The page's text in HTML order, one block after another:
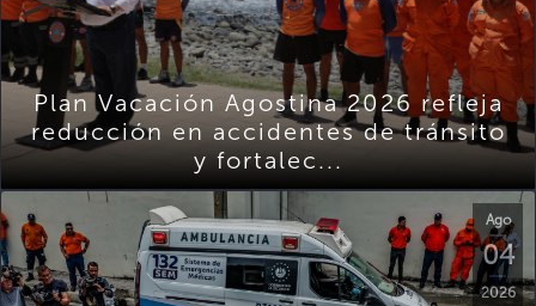
Plan Vacación Agostina 2026 refleja
reducción en accidentes de tránsito
y fortalec...
Ago
04
2026